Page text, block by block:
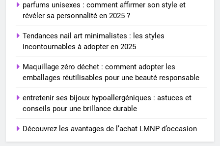
parfums unisexes : comment affirmer son style et
révéler sa personnalité en 2025 ?
Tendances nail art minimalistes : les styles
incontournables à adopter en 2025
Maquillage zéro déchet : comment adopter les
emballages réutilisables pour une beauté responsable
entretenir ses bijoux hypoallergéniques : astuces et
conseils pour une brillance durable
Découvrez les avantages de l’achat LMNP d’occasion